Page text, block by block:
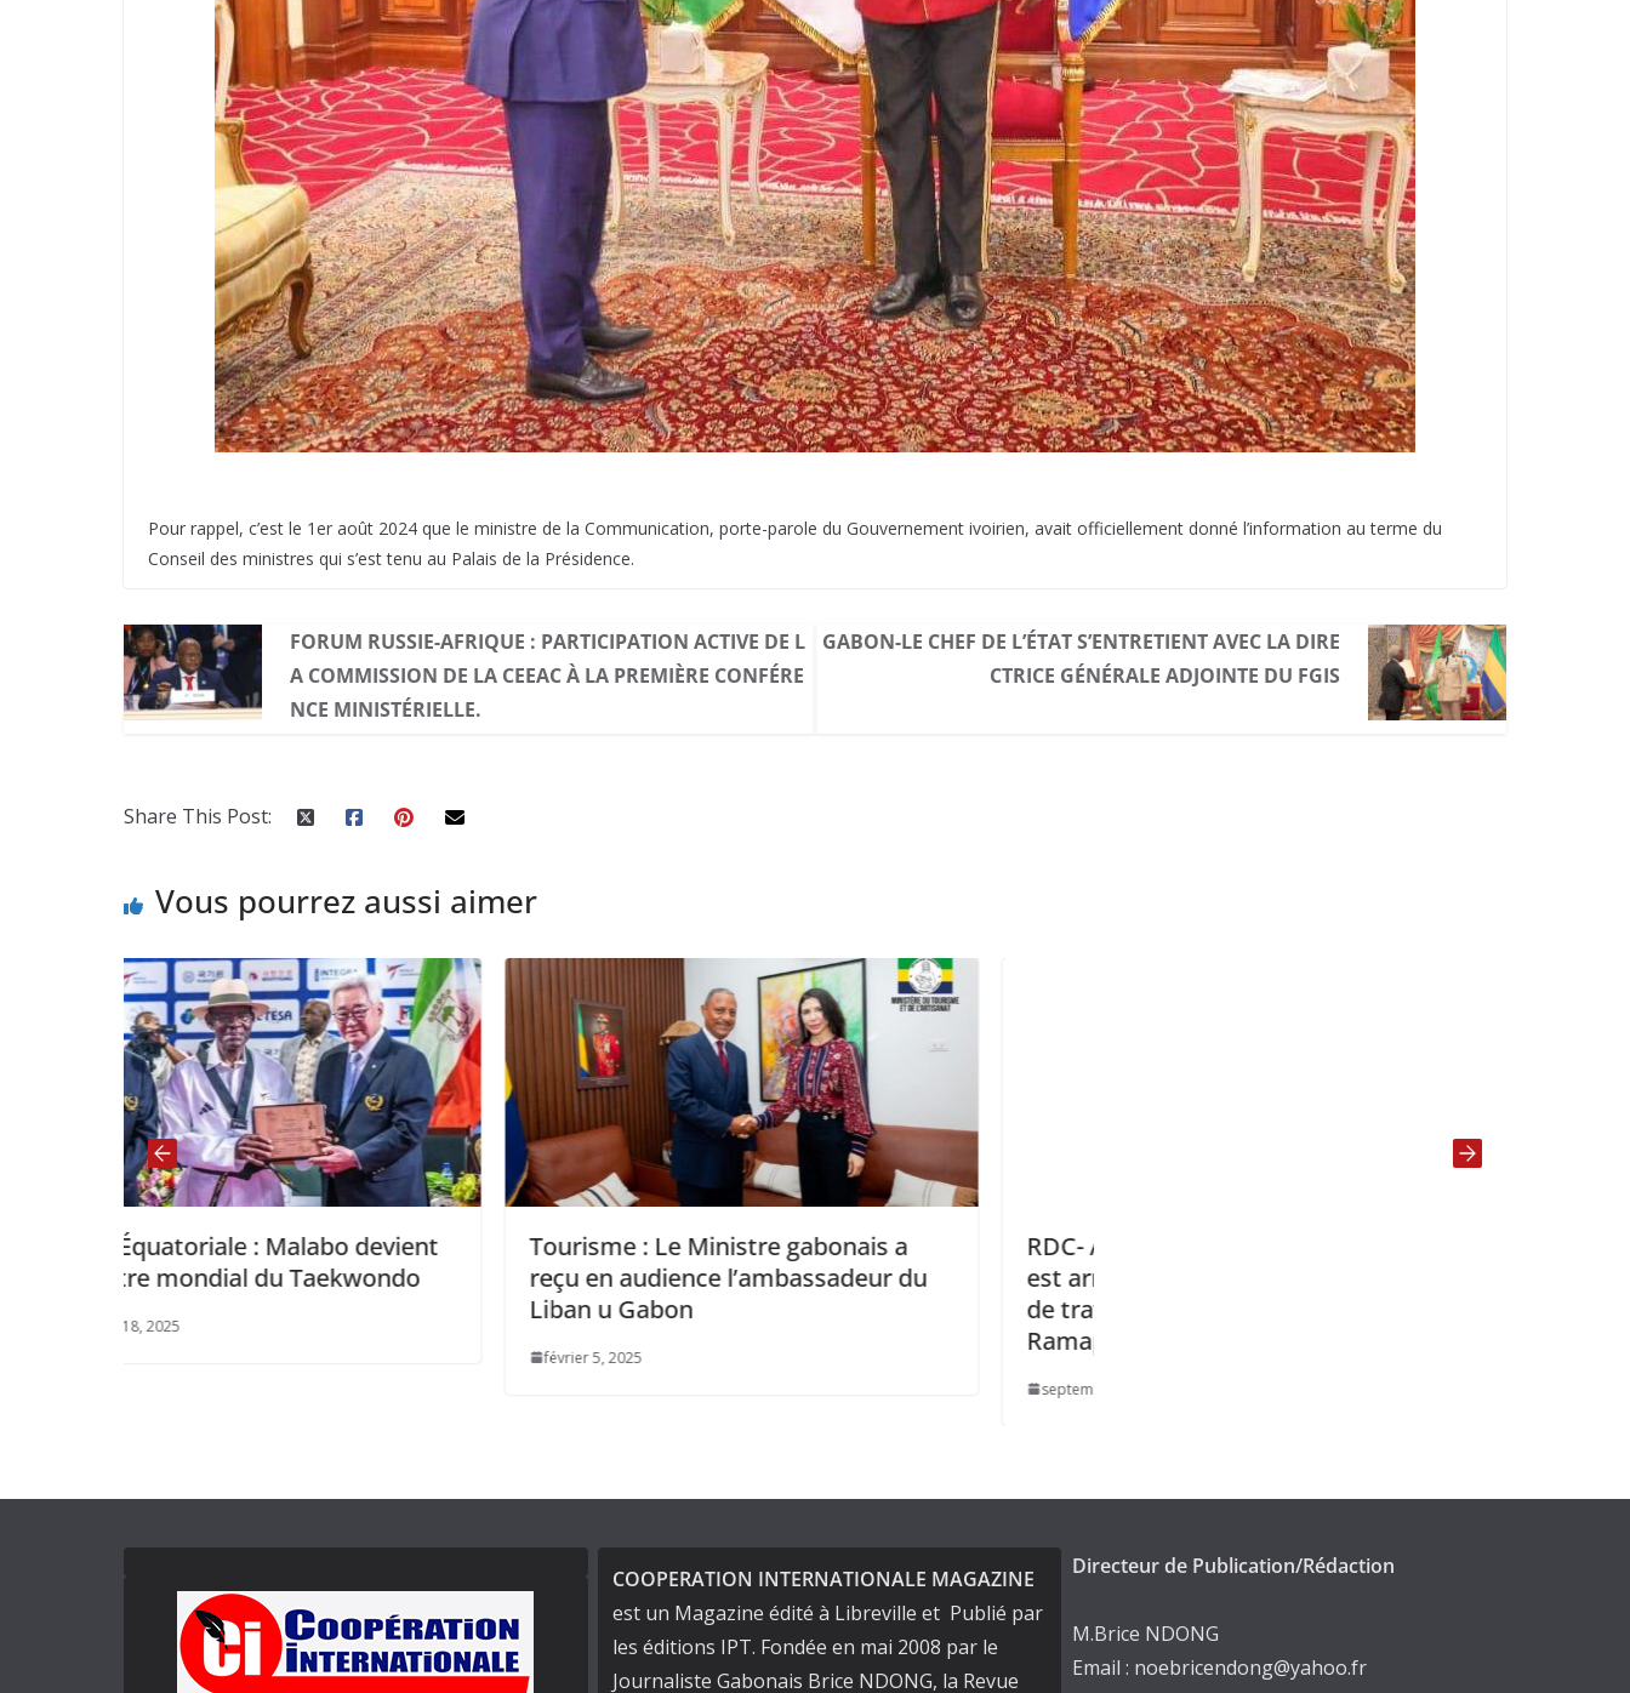
Pour rappel, c’est le 1er août 2024 que le ministre de la Communication, porte-parole du Gouvernement ivoirien, avait officiellement donné l’information au terme du
Conseil des ministres qui s’est tenu au Palais de la Présidence.
FORUM RUSSIE-AFRIQUE : PARTICIPATION ACTIVE DE L
A COMMISSION DE LA CEEAC À LA PREMIÈRE CONFÉRE
NCE MINISTÉRIELLE.
GABON-LE CHEF DE L’ÉTAT S’ENTRETIENT AVEC LA DIRE
CTRICE GÉNÉRALE ADJOINTE DU FGIS
Share This Post:
Vous pourrez aussi aimer
Tourisme : Le Ministre gabonais a
reçu en audience l’ambassadeur du
RDC- Afrique du Sud : Felix Tshisekedi
est arrivé à Pretoria pour une visite
de travail avec son homologue Cyril
COOPERATION INTERNATIONALE MAGAZINE
est un Magazine édité à Libreville et Publié par
les éditions IPT. Fondée en mai 2008 par le
Journaliste Gabonais Brice NDONG, la Revue
Directeur de Publication/Rédaction
M.Brice NDONG
Email : noebricendong@yahoo.fr